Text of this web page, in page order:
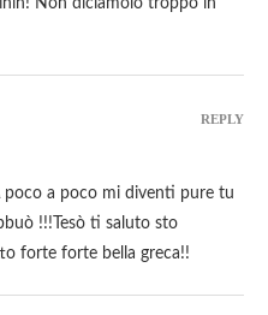
Non diciamolo troppo in
poco a poco mi diventi pure tu
!!!Tesò ti saluto sto
forte forte bella greca!!
REPLY